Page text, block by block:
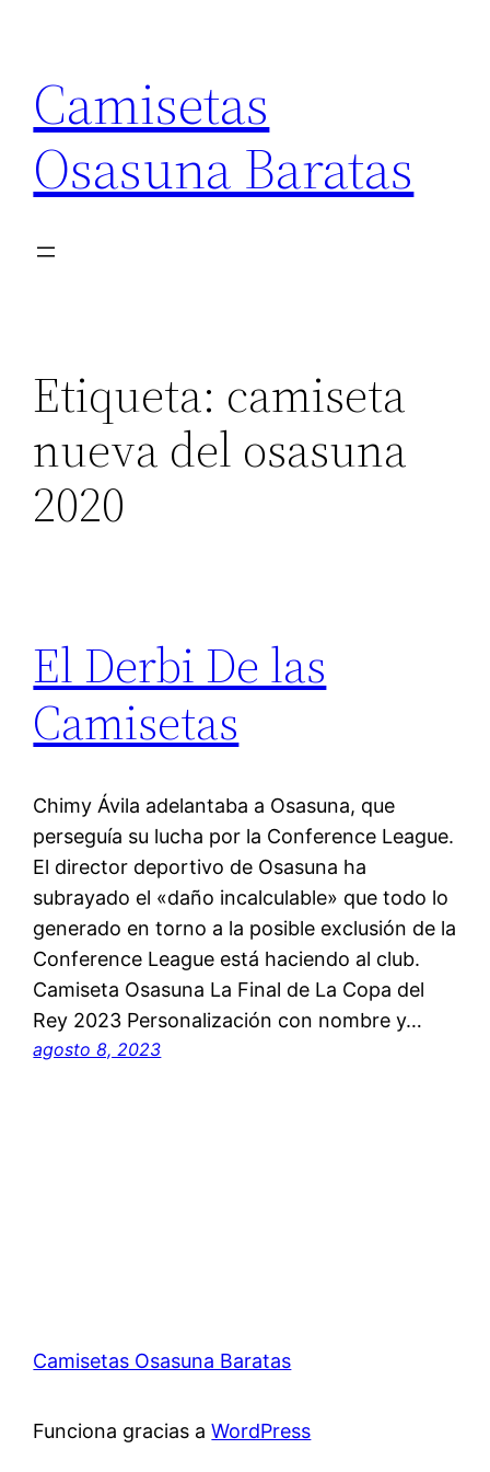
contenido
Camisetas
Osasuna Baratas
Etiqueta: camiseta
nueva del osasuna
2020
El Derbi De las
Camisetas
Chimy Ávila adelantaba a Osasuna, que
perseguía su lucha por la Conference League.
El director deportivo de Osasuna ha
subrayado el «daño incalculable» que todo lo
generado en torno a la posible exclusión de la
Conference League está haciendo al club.
Camiseta Osasuna La Final de La Copa del
Rey 2023 Personalización con nombre y…
agosto 8, 2023
Camisetas Osasuna Baratas
Funciona gracias aWordPress